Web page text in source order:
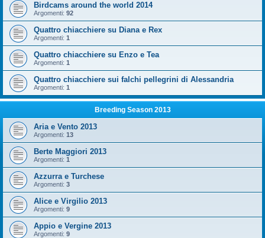
Birdcams around the world 2014
Argomenti: 92
Quattro chiacchiere su Diana e Rex
Argomenti: 1
Quattro chiacchiere su Enzo e Tea
Argomenti: 1
Quattro chiacchiere sui falchi pellegrini di Alessandria
Argomenti: 1
Breeding Season 2013
Aria e Vento 2013
Argomenti: 13
Berte Maggiori 2013
Argomenti: 1
Azzurra e Turchese
Argomenti: 3
Alice e Virgilio 2013
Argomenti: 9
Appio e Vergine 2013
Argomenti: 9